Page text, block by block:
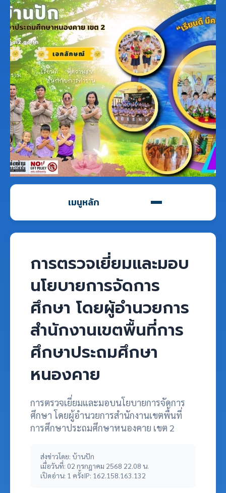
เมนูหลัก
การตรวจเยี่ยมและมอบ
นโยบายการจัดการ
ศึกษา โดยผู้อำนวยการ
สำนักงานเขตพื้นที่การ
ศึกษาประถมศึกษา
หนองคาย
การตรวจเยี่ยมและมอบนโยบายการจัดการ
ศึกษา โดยผู้อำนวยการสำนักงานเขตพื้นที่
การศึกษาประถมศึกษาหนองคาย เขต 2
ส่งข่าวโดย: บ้านปัก
เมื่อวันที่: 02 กรกฎาคม 2568 22.08 น.
เปิดอ่าน: 1 ครั้งIP: 162.158.163.132